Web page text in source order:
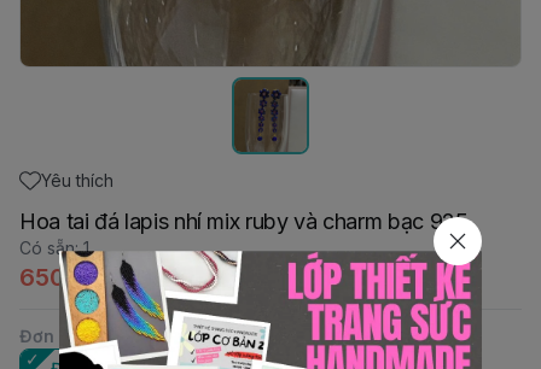
Yêu thích
Hoa tai đá lapis nhí mix ruby và charm bạc 925
Có sẵn: 1
650.000đ
Đơn vị: